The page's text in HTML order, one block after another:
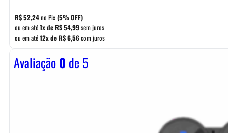
R$52,24no Pix(5% OFF)
ou em até1x deR$54,99sem juros
ou em até12x deR$6,56com juros
Avaliação0 de 5